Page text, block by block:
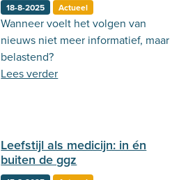
18-8-2025 Actueel
Wanneer voelt het volgen van
nieuws niet meer informatief, maar
belastend?
Lees verder
Leefstijl als medicijn: in én
buiten de ggz